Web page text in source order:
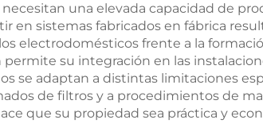
una elevada capacidad de
en sistemas fabricados en fábrica
electrodomésticos frente a la
permite su integración en las
se adaptan a distintas limitaciones
de filtros y a procedimientos de
que su propiedad sea práctica y